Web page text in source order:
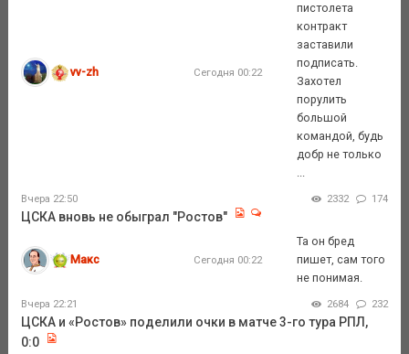
vv-zh Сегодня 00:22
пистолета
контракт
заставили
подписать.
Захотел
порулить
большой
командой, будь
добр не только
...
Вчера 22:50 2332 174
ЦСКА вновь не обыграл "Ростов"
Макс Сегодня 00:22
Та он бред
пишет, сам того
не понимая.
Вчера 22:21 2684 232
ЦСКА и «Ростов» поделили очки в матче 3-го тура РПЛ,
0:0